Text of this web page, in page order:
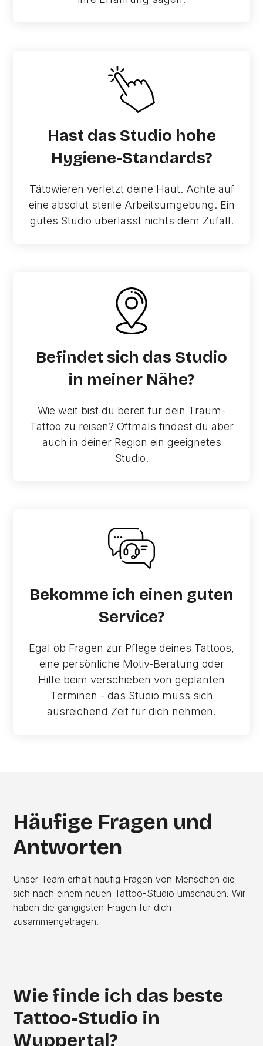
Hast das Studio hohe
Hygiene-Standards?
Tätowieren verletzt deine Haut. Achte auf
eine absolut sterile Arbeitsumgebung. Ein
gutes Studio überlässt nichts dem Zufall.
Befindet sich das Studio
in meiner Nähe?
Wie weit bist du bereit für dein Traum-
Tattoo zu reisen? Oftmals findest du aber
auch in deiner Region ein geeignetes
Studio.
Bekomme ich einen guten
Service?
Egal ob Fragen zur Pflege deines Tattoos,
eine persönliche Motiv-Beratung oder
Hilfe beim verschieben von geplanten
Terminen - das Studio muss sich
ausreichend Zeit für dich nehmen.
Häufige Fragen und
Antworten
Unser Team erhält häufig Fragen von Menschen die
sich nach einem neuen Tattoo-Studio umschauen. Wir
haben die gängigsten Fragen für dich
zusammengetragen.
Wie finde ich das beste
Tattoo-Studio in
Wuppertal?